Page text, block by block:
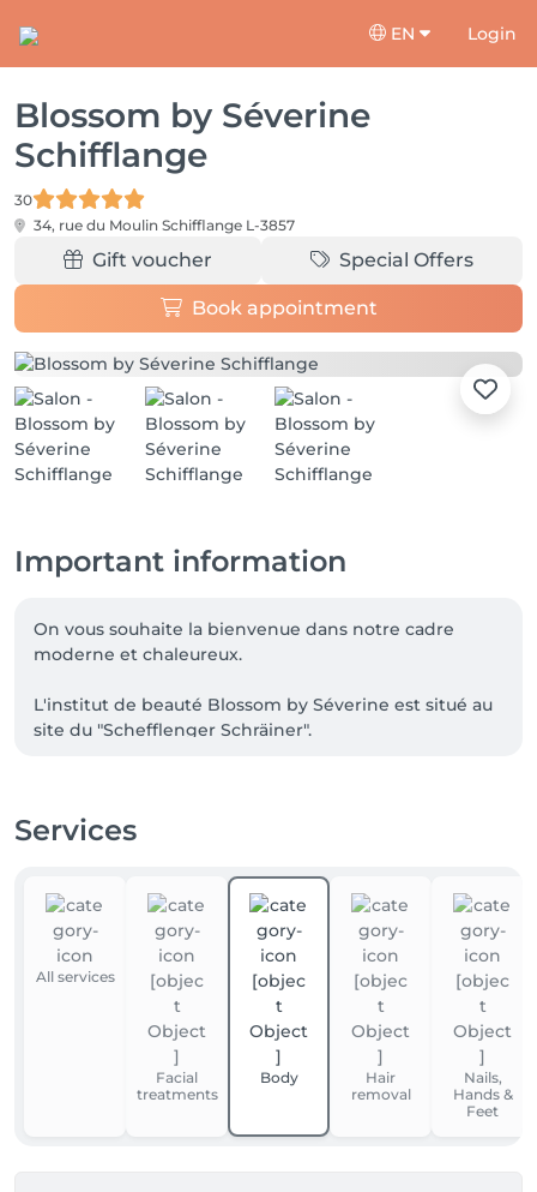
EN Login
Blossom by Séverine
Schifflange
30
34, rue du Moulin Schifflange L-3857
Gift voucher Special Offers
Book appointment
Important information
On vous souhaite la bienvenue dans notre cadre
moderne et chaleureux.
L'institut de beauté Blossom by Séverine est situé au
site du "Schefflenger Schräiner".
confort maximal.
Services
All services
Facial
treatments
Body
Hair
removal
Nails,
Hands &
Feet